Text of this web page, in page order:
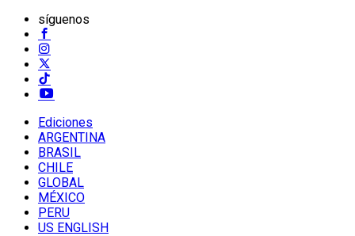
síguenos
Ediciones
ARGENTINA
BRASIL
CHILE
GLOBAL
MÉXICO
PERU
US ENGLISH